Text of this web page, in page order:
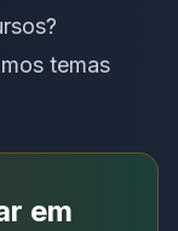
temas
em